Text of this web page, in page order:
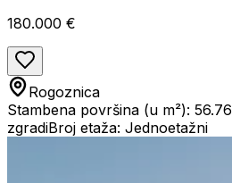
180.000 €
Rogoznica
Stambena površina (u m²): 56.76
zgradiBroj etaža: Jednoetažni